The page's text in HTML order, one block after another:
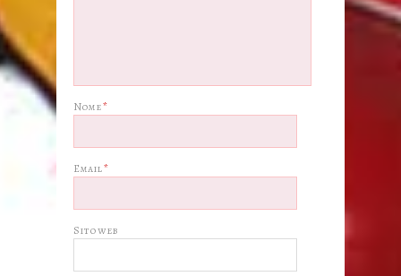
Nome*
Email*
Sito web